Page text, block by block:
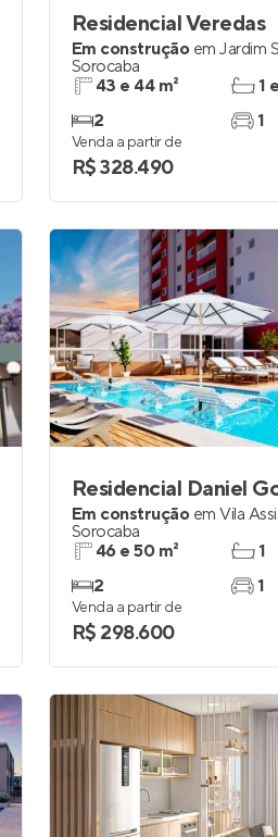
Residencial Veredas
Em construção em Jardim
Sorocaba
43 e 44 m²
2
1
1
Venda a partir de
R$ 328.490
Em construção em Vila
Sorocaba
46 e 50 m²
2
1
1
Venda a partir de
R$ 298.600